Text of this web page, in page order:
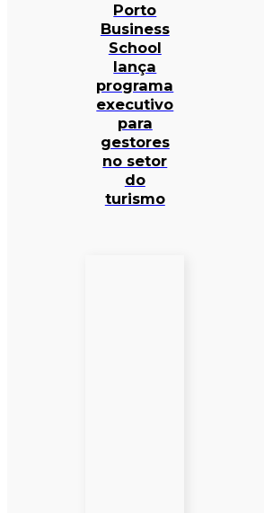
Porto
Business
School
lança
programa
executivo
para
gestores
no setor
do
turismo